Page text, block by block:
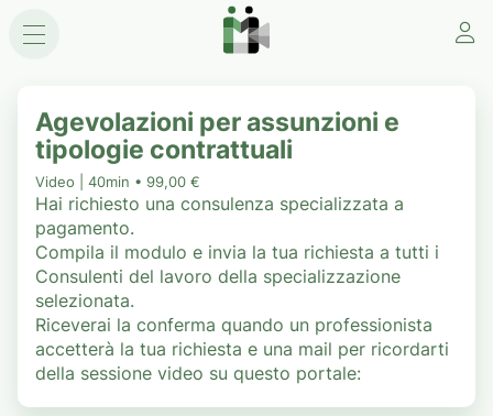
Agevolazioni per assunzioni e
tipologie contrattuali
Video | 40min • 99,00 €
Hai richiesto una consulenza specializzata a
pagamento.
Compila il modulo e invia la tua richiesta a tutti i
Consulenti del lavoro della specializzazione
selezionata.
Riceverai la conferma quando un professionista
accetterà la tua richiesta e una mail per ricordarti
della sessione video su questo portale: